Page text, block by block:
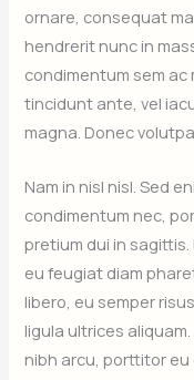
ornare, consequat
hendrerit nunc in
condimentum sem
tincidunt ante, vel
magna. Donec
Nam in nisl nisl. Sed
condimentum nec,
pretium dui in
eu feugiat diam
libero, eu semper
ligula ultrices
nibh arcu, porttitor